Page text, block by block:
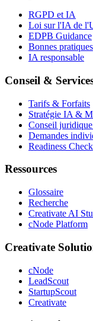
RGPD et IA
Loi sur l'IA de
EDPB Guidance
Bonnes pratiques
IA responsable
Conseil &
Tarifs & Forfaits
Stratégie IA &
Conseil
Demandes
Readiness Check
Ressources
Glossaire
Recherche
Creativate AI
cNode Platform
Creativate
cNode
LeadScout
StartupScout
Creativate